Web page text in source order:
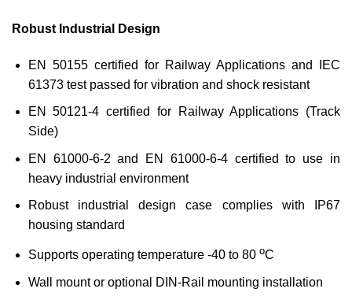
Robust Industrial Design
EN 50155 certified for Railway Applications and IEC
61373 test passed for vibration and shock resistant
EN 50121-4 certified for Railway Applications (Track
Side)
EN 61000-6-2 and EN 61000-6-4 certified to use in
heavy industrial environment
Robust industrial design case complies with IP67
housing standard
Supports operating temperature -40 to 80 oC
Wall mount or optional DIN-Rail mounting installation